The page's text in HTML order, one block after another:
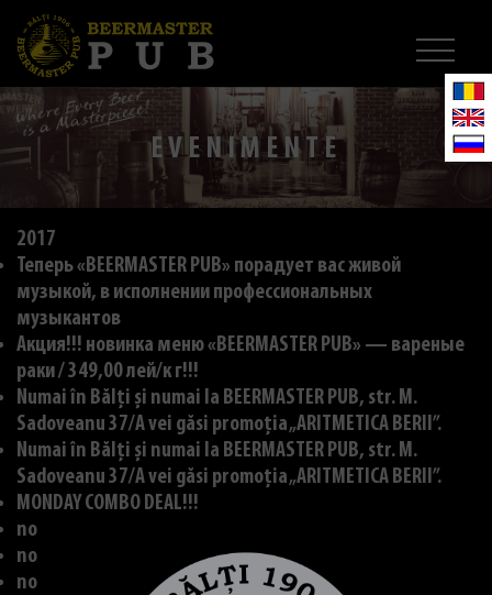
EVENIMENTE
2017
Теперь «BEERMASTER PUB» порадует вас живой
музыкой, в исполнении профессиональных
музыкантов
Акция!!! новинка меню «BEERMASTER PUB» — вареные
раки / 349,00 лей/к г!!!
Numai în Bălți și numai la BEERMASTER PUB, str. M.
Sadoveanu 37/A vei găsi promoția „ARITMETICA BERII”.
Numai în Bălți și numai la BEERMASTER PUB, str. M.
Sadoveanu 37/A vei găsi promoția „ARITMETICA BERII”.
MONDAY COMBO DEAL!!!
no
no
no